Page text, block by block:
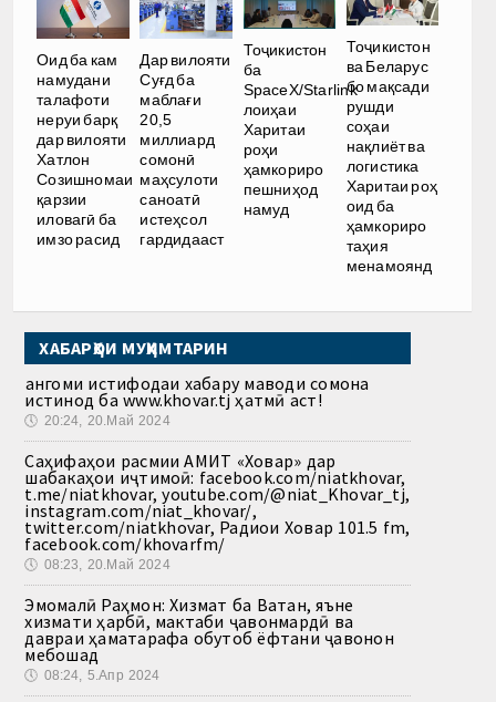
Оид ба кам
намудани
талафоти
неруи барқ
дар вилояти
Хатлон
Созишномаи
қарзии
иловагӣ ба
имзо расид
Дар вилояти
Суғд ба
маблағи
20,5
миллиард
сомонӣ
маҳсулоти
саноатӣ
истеҳсол
гардидааст
Тоҷикистон
ба
SpaceX/Starlink
лоиҳаи
Харитаи
роҳи
ҳамкориро
пешниҳод
намуд
Тоҷикистон
ва Беларус
бо мақсади
рушди
соҳаи
нақлиёт ва
логистика
Харитаи роҳ
оид ба
ҳамкориро
таҳия
менамоянд
ХАБАРҲОИ МУҲИМТАРИН
Ҳангоми истифодаи хабару маводи сомона
истинод ба www.khovar.tj ҳатмӣ аст!
🕔 20:24, 20.Май 2024
Саҳифаҳои расмии АМИТ «Ховар» дар
шабакаҳои иҷтимоӣ: facebook.com/niatkhovar,
t.me/niatkhovar, youtube.com/@niat_Khovar_tj,
instagram.com/niat_khovar/,
twitter.com/niatkhovar, Радиои Ховар 101.5 fm,
facebook.com/khovarfm/
🕔 08:23, 20.Май 2024
Эмомалӣ Раҳмон: Хизмат ба Ватан, яъне
хизмати ҳарбӣ, мактаби ҷавонмардӣ ва
давраи ҳаматарафа обутоб ёфтани ҷавонон
мебошад
🕔 08:24, 5.Апр 2024